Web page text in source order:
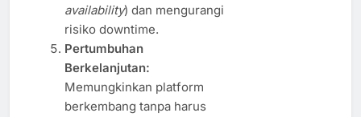
availability) dan mengurangi
risiko downtime.
Pertumbuhan
Berkelanjutan:
Memungkinkan platform
berkembang tanpa harus